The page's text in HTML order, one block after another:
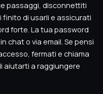
passaggi, disconnettiti
finito di usarli e assicurati
forte. La tua password
chat o via email. Se pensi
fermati e chiama
aiutarti a raggiungere